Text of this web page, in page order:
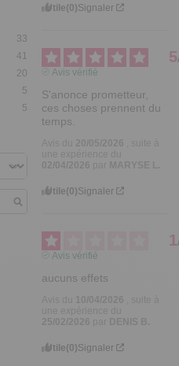
33
41
20
5
5
Utile(0)Signaler
5
Avis vérifié
S'anonce prometteur,
ces choses prennent du
temps.
20/05/2026
02/04/2026
MARYSE L.
Utile(0)Signaler
1
Avis vérifié
aucuns effets
10/04/2026
Utile(0)Signaler